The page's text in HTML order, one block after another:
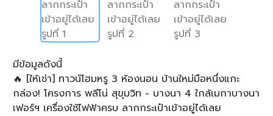
มีข้อมูลดังนี้
🔥 [ให้เช่า] ทาวน์โฮมหรู 3 ห้องนอน บ้านใหม่มือหนึ่งแกะ
กล่อง! โครงการ พลีโน่ สุขุมวิท - บางนา 4 ใกล้เมกาบางนา
เฟอร์ฯ เครื่องใช้ไฟฟ้าครบ ลากกระเป๋าเข้าอยู่ได้เลย